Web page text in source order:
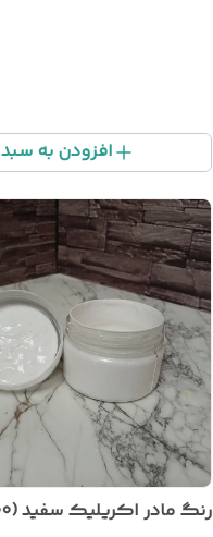
افزودن به سبد
رنگ مادر اکریلیک سفید (۱۰۰گرمی)